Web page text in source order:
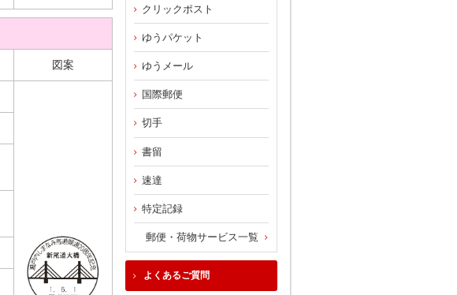
図案
クリックポスト
ゆうパケット
ゆうメール
国際郵便
切手
書留
速達
特定記録
郵便・荷物サービス一覧
よくあるご質問